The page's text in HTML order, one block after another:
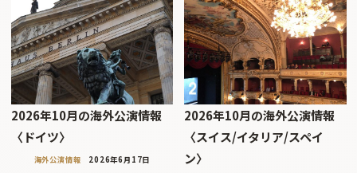
2026年10月の海外公演情報
〈ドイツ〉
海外公演情報 2026年6月17日
2026年10月の海外公演情報
〈スイス/イタリア/スペイ
ン〉